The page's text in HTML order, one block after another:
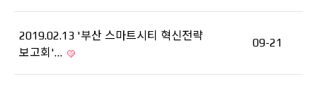
2019.02.13 '부산 스마트시티 혁신전략
보고회'…
09-21